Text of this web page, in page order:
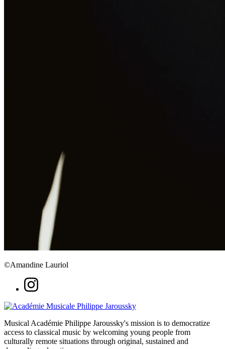
©Amandine Lauriol
Musical Académie Philippe Jaroussky's mission is to democratize
access to classical music by welcoming young people from
culturally remote situations through original, sustained and